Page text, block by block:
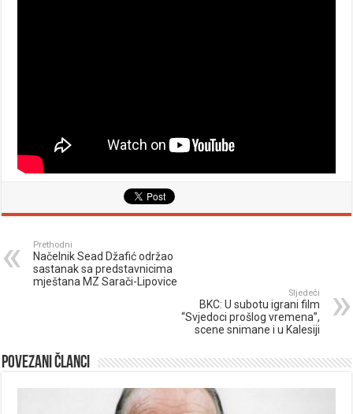
Prethodni
Načelnik Sead Džafić održao
sastanak sa predstavnicima
mještana MZ Sarači-Lipovice
Sljedeći
BKC: U subotu igrani film
“Svjedoci prošlog vremena”,
scene snimane i u Kalesiji
Povezani članci